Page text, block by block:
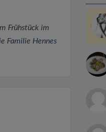
Frühstück im
Familie Hennes